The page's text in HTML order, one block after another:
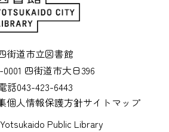
街道市立図書館
0001 四街道市大日396
話043-423-6443
個人情報保護方針サイトマップ
Public Library